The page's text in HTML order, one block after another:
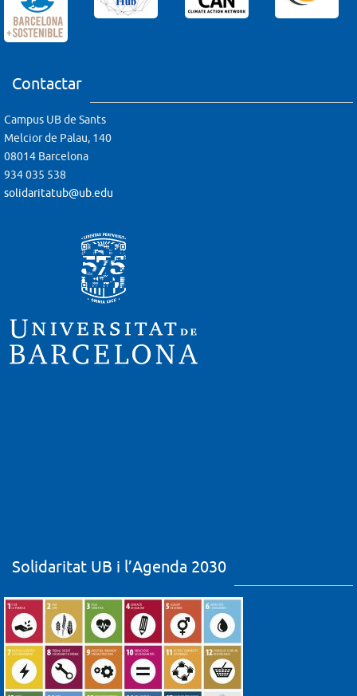
Contactar
Campus UB de Sants
Melcior de Palau, 140
08014 Barcelona
934 035 538
solidaritatub@ub.edu
Solidaritat UB i l’Agenda 2030